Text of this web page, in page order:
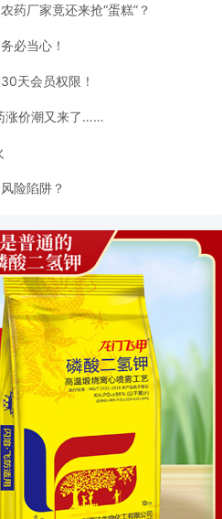
药厂家竟还来抢“蛋糕”？
必当心！
天会员权限！
涨价潮又来了……
险陷阱？